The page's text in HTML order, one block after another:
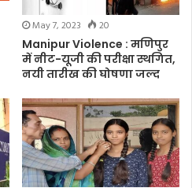
May 7, 2023
20
Manipur Violence : मणिपुर
में नीट-यूजी की परीक्षा स्थगित,
नयी तारीख की घोषणा जल्द